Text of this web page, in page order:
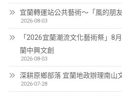
宜蘭轉運站公共藝術～「風的朋
2026-08-03
「2026宜蘭潮流文化藝術祭」
蘭中興文創
2026-08-03
深耕原鄉部落 宜蘭地政辦理南山
2026-07-28